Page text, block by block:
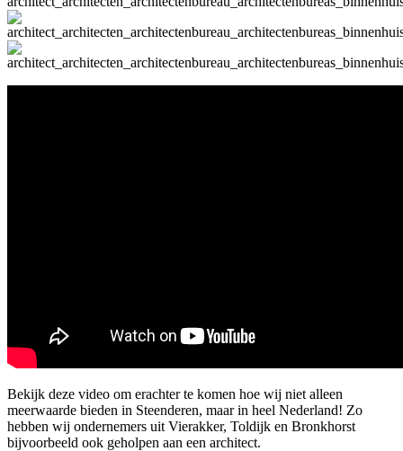
Bekijk deze video om erachter te komen hoe wij niet alleen
meerwaarde bieden in Steenderen, maar in heel Nederland! Zo
hebben wij ondernemers uit Vierakker, Toldijk en Bronkhorst
bijvoorbeeld ook geholpen aan een architect.